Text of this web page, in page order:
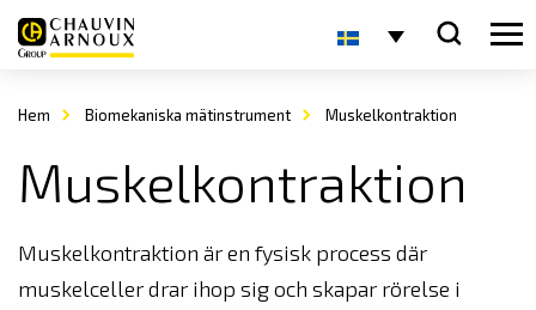
Hem Biomekaniska mätinstrument Muskelkontraktion
Muskelkontraktion
Muskelkontraktion är en fysisk process där
muskelceller drar ihop sig och skapar rörelse i